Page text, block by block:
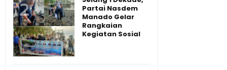
Partai Nasdem
Manado Gelar
Rangkaian
Kegiatan Sosial